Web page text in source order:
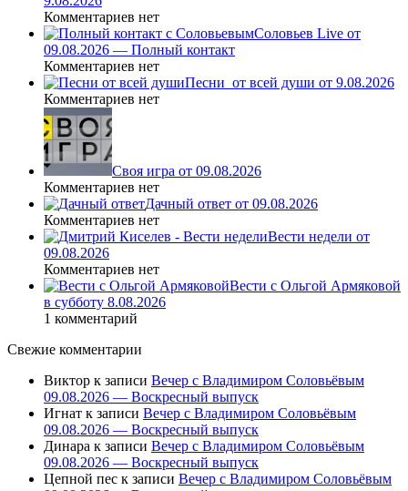
Комментариев нет
Соловьев Live от
09.08.2026 — Полный контакт
Комментариев нет
Песни_от всей души от 9.08.2026
Комментариев нет
Своя игра от 09.08.2026
Комментариев нет
Дачный ответ от 09.08.2026
Комментариев нет
Вести недели от
09.08.2026
Комментариев нет
Вести с Ольгой Армяковой
в субботу 8.08.2026
1 комментарий
Свежие комментарии
Виктор к записи Вечер с Владимиром Соловьёвым
09.08.2026 — Воскресный выпуск
Игнат к записи Вечер с Владимиром Соловьёвым
09.08.2026 — Воскресный выпуск
Динара к записи Вечер с Владимиром Соловьёвым
09.08.2026 — Воскресный выпуск
Цепной пес к записи Вечер с Владимиром Соловьёвым